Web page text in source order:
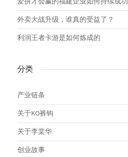
外卖大战升级，谁真的受益了？
利润王者卡游是如何炼成的
分类
产业链条
关于KO裤钩
关于李棠华
创业故事